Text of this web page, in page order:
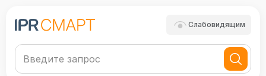
Слабовидящим